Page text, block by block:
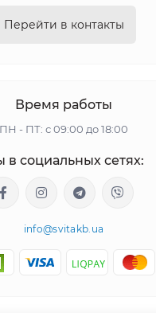
Перейти в контакты
Время работы
ПН - ПТ: с 09:00 до 18:00
в социальных сетях:
info@svitakb.ua